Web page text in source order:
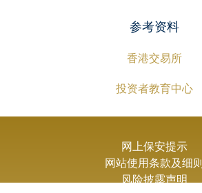
参考资料
香港交易所
投资者教育中心
网上保安提示
网站使用条款及细则
风险披露声明